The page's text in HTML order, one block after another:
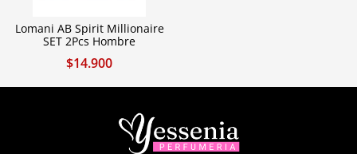
Lomani AB Spirit Millionaire
SET 2Pcs Hombre
$14.900